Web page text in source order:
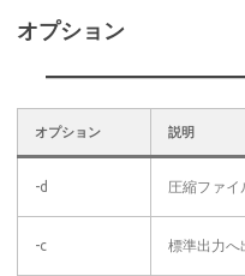
オプション
オプション 説明
-d 圧縮ファイ
-c 標準出力へ